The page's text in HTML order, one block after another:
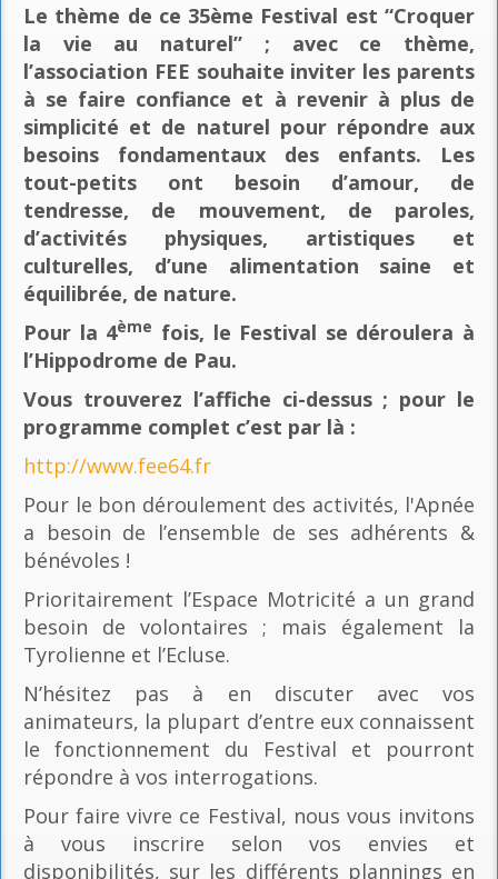
Le thème de ce 35ème Festival est “Croquer
la vie au naturel” ; avec ce thème,
l’association FEE souhaite inviter les parents
à se faire confiance et à revenir à plus de
simplicité et de naturel pour répondre aux
besoins fondamentaux des enfants. Les
tout-petits ont besoin d’amour, de
tendresse, de mouvement, de paroles,
d’activités physiques, artistiques et
culturelles, d’une alimentation saine et
équilibrée, de nature.
Pour la 4ème fois, le Festival se déroulera à
l’Hippodrome de Pau.
Vous trouverez l’affiche ci-dessus ; pour le
programme complet c’est par là :
http://www.fee64.fr
Pour le bon déroulement des activités, l'Apnée
a besoin de l’ensemble de ses adhérents &
bénévoles !
Prioritairement l’Espace Motricité a un grand
besoin de volontaires ; mais également la
Tyrolienne et l’Ecluse.
N’hésitez pas à en discuter avec vos
animateurs, la plupart d’entre eux connaissent
le fonctionnement du Festival et pourront
répondre à vos interrogations.
Pour faire vivre ce Festival, nous vous invitons
à vous inscrire selon vos envies et
disponibilités, sur les différents plannings en